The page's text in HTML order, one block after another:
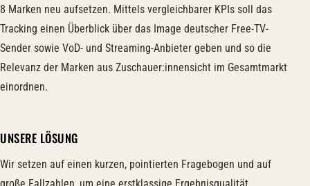
8 Marken neu aufsetzen. Mittels vergleichbarer KPIs soll das
Tracking einen Überblick über das Image deutscher Free-TV-
Sender sowie VoD- und Streaming-Anbieter geben und so die
Relevanz der Marken aus Zuschauer:innensicht im Gesamtmarkt
einordnen.
UNSERE LÖSUNG
Wir setzen auf einen kurzen, pointierten Fragebogen und auf